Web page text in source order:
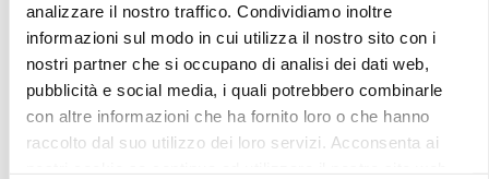
analizzare il nostro traffico. Condividiamo inoltre
informazioni sul modo in cui utilizza il nostro sito con i
nostri partner che si occupano di analisi dei dati web,
pubblicità e social media, i quali potrebbero combinarle
con altre informazioni che ha fornito loro o che hanno
raccolto dal suo utilizzo dei loro servizi. Acconsenta ai